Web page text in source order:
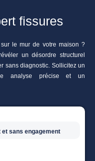
fissures
le mur de votre maison ?
un désordre structurel
sans diagnostic. Sollicitez un
analyse précise et un
et sans engagement